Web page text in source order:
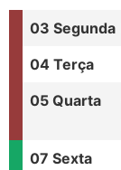
03 Segunda
04 Terça
05 Quarta
07 Sexta